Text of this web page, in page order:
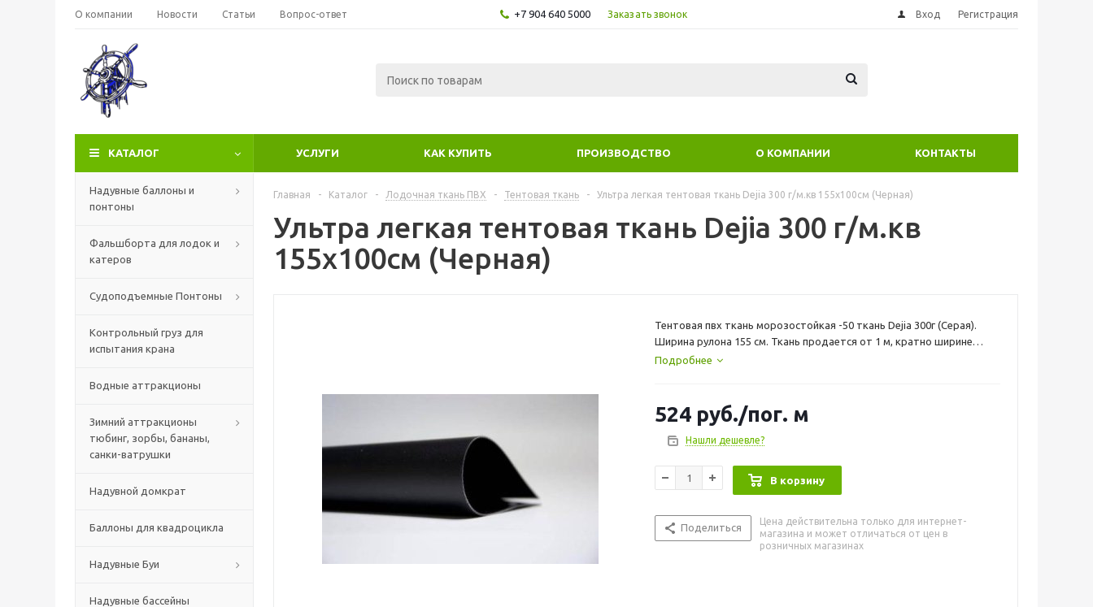
О компании Новости Статьи Вопрос-ответ +7 904 640 5000 Заказать звонок Вход Регистрация
КАТАЛОГ УСЛУГИ КАК КУПИТЬ ПРОИЗВОДСТВО О КОМПАНИИ КОНТАКТЫ
Надувные баллоны и
понтоны
Фальшборта для лодок и
катеров
Судоподъемные Понтоны
Контрольный груз для
испытания крана
Водные аттракционы
Зимний аттракционы
тюбинг, зорбы, бананы,
санки-ватрушки
Надувной домкрат
Баллоны для квадроцикла
Надувные Буи
Надувные бассейны
Главная - Каталог - Лодочная ткань ПВХ - Тентовая ткань - Ультра легкая тентовая ткань Dejia 300 г/м.кв 155х100см (Черная)
Ультра легкая тентовая ткань Dejia 300 г/м.кв
155х100см (Черная)
Тентовая пвх ткань морозостойкая -50 ткань Dejia 300г (Серая).
Ширина рулона 155 см. Ткань продается от 1 м, кратно ширине
рулона. Вес 1 кв.м=300г. ТКАНЬ ТЕНТОВАЯ,
Подробнее
524 руб./пог. м
Нашли дешевле?
В корзину
Поделиться
Цена действительна только для интернет-
магазина и может отличаться от цен в
розничных магазинах